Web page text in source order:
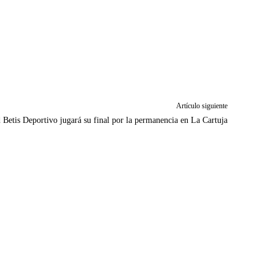
Artículo siguiente
Betis Deportivo jugará su final por la permanencia en La Cartuja